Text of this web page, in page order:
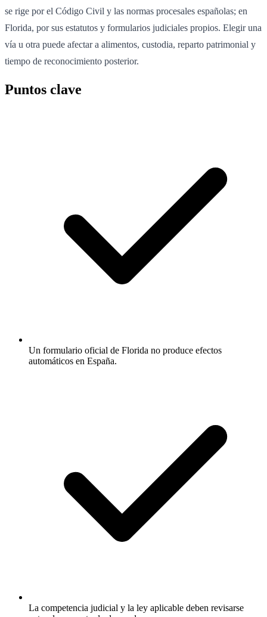
se rige por el Código Civil y las normas procesales españolas; en
Florida, por sus estatutos y formularios judiciales propios. Elegir una
vía u otra puede afectar a alimentos, custodia, reparto patrimonial y
tiempo de reconocimiento posterior.
Puntos clave
Un formulario oficial de Florida no produce efectos
automáticos en España.
La competencia judicial y la ley aplicable deben revisarse